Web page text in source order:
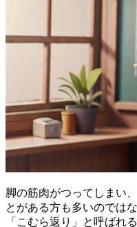
脚の筋肉がつってしまい
とがある方も多いのでは
「こむら返り」と呼ばれ